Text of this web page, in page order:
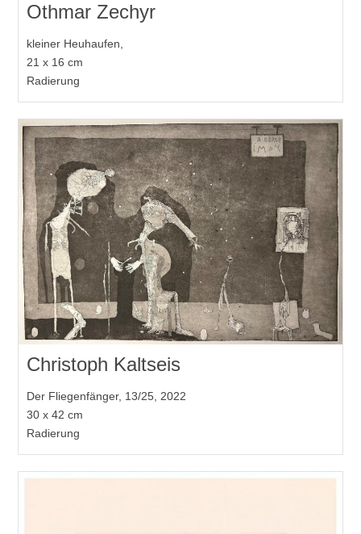
Othmar Zechyr
kleiner Heuhaufen,
21 x 16 cm
Radierung
Christoph Kaltseis
Der Fliegenfänger, 13/25, 2022
30 x 42 cm
Radierung